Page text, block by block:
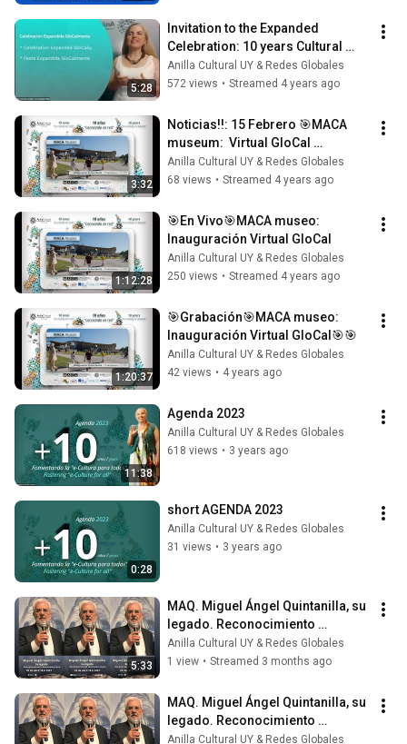
5:28
Invitation to the Expanded
Celebration: 10 years Cultural
Ring UY & Global Networks
Anilla Cultural UY & Redes Globales
572 views • Streamed 4 years ago
3:32
Noticias!!: 15 Febrero 🎯MACA
museum:  Virtual GloCal
Inauguration
Anilla Cultural UY & Redes Globales
68 views • Streamed 4 years ago
1:12:28
🎯En Vivo🎯MACA museo:
Inauguración Virtual GloCal
Anilla Cultural UY & Redes Globales
250 views • Streamed 4 years ago
1:20:37
🎯Grabación🎯MACA museo:
Inauguración Virtual GloCal🎯🎯
Anilla Cultural UY & Redes Globales
42 views • 4 years ago
11:38
Agenda 2023
Anilla Cultural UY & Redes Globales
618 views • 3 years ago
0:28
short AGENDA 2023
Anilla Cultural UY & Redes Globales
31 views • 3 years ago
5:33
MAQ. Miguel Ángel Quintanilla, su
legado. Reconocimiento
Iberoamericano
Anilla Cultural UY & Redes Globales
1 view • Streamed 3 months ago
MAQ. Miguel Ángel Quintanilla, su
legado. Reconocimiento
Iberoamericano.
Anilla Cultural UY & Redes Globales